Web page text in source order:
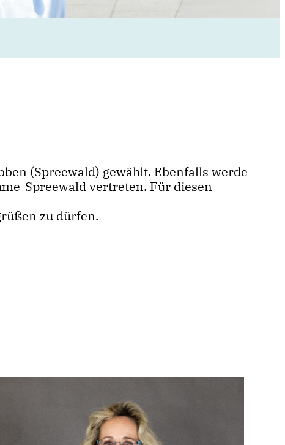
(Spreewald) gewählt. Ebenfalls werde
Spreewald vertreten. Für diesen
zu dürfen.